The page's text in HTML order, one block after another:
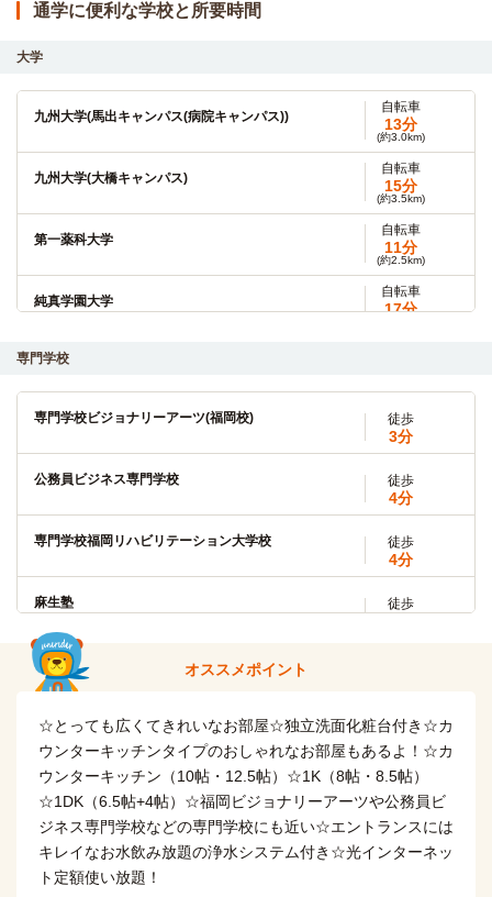
通学に便利な学校と所要時間
大学
九州大学(馬出キャンパス(病院キャンパス))
自転車
13分
(約3.0km)
九州大学(大橋キャンパス)
自転車
15分
(約3.5km)
第一薬科大学
自転車
11分
(約2.5km)
純真学園大学
自転車
17分
香蘭女子短期大学
福岡女学院大学 バス
43分
駅南3丁目→（西鉄バス7分）→博多駅筑紫口→（西鉄バス36
精華女子短期大学 電車
10分
福岡大学(大学院)
「櫛田神社前」→（地下鉄七隈線18分）→「福大前」
電車
18分
「櫛田神社前」→（地下鉄七隈線18分）→「福大前」
福岡歯科大学
23分
「櫛田神社前」→（地下鉄七隈線23分）→「賀茂」
専門学校
専門学校ビジョナリーアーツ(福岡校) 徒歩
3分
公務員ビジネス専門学校 徒歩
4分
専門学校福岡リハビリテーション大学校 徒歩
4分
麻生塾 徒歩
専門学校麻生工科自動車大学校
麻生リハビリテーション大学校
自転車
10分
(約2.3km)
福岡医療秘書福祉＆IT専門学校 徒歩
12分
福岡こども専門学校
自転車
7分
オススメポイント
☆とっても広くてきれいなお部屋☆独立洗面化粧台付き☆カ
ウンターキッチンタイプのおしゃれなお部屋もあるよ！☆カ
ウンターキッチン（10帖・12.5帖）☆1K（8帖・8.5帖）
☆1DK（6.5帖+4帖）☆福岡ビジョナリーアーツや公務員ビ
ジネス専門学校などの専門学校にも近い☆エントランスには
キレイなお水飲み放題の浄水システム付き☆光インターネッ
ト定額使い放題！